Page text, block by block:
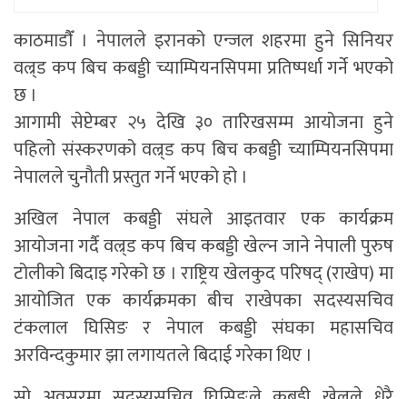
काठमाडाैँ । नेपालले इरानको एन्जल शहरमा हुने सिनियर
वल्र्ड कप बिच कबड्डी च्याम्पियनसिपमा प्रतिष्पर्धा गर्ने भएको
छ ।
आगामी सेप्टेम्बर २५ देखि ३० तारिखसम्म आयोजना हुने
पहिलो संस्करणको वल्र्ड कप बिच कबड्डी च्याम्पियनसिपमा
नेपालले चुनौती प्रस्तुत गर्ने भएको हो ।
अखिल नेपाल कबड्डी संघले आइतवार एक कार्यक्रम
आयोजना गर्दै वल्र्ड कप बिच कबड्डी खेल्न जाने नेपाली पुरुष
टोलीको बिदाइ गरेको छ । राष्ट्रिय खेलकुद परिषद् (राखेप) मा
आयोजित एक कार्यक्रमका बीच राखेपका सदस्यसचिव
टंकलाल घिसिङ र नेपाल कबड्डी संघका महासचिव
अरविन्दकुमार झा लगायतले बिदाई गरेका थिए ।